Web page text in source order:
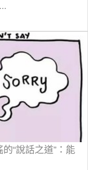
“說話之道”：能